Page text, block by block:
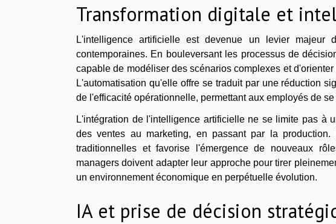
Transformation digitale et
L'intelligence artificielle est devenue un levier majeur
contemporaines. En bouleversant les processus de
capable de modéliser des scénarios complexes et
L'automatisation qu'elle offre se traduit par une réduction
de l'efficacité opérationnelle, permettant aux employés de
L'intégration de l'intelligence artificielle ne se limite pas à
des ventes au marketing, en passant par la
traditionnelles et favorise l'émergence de nouveaux
managers doivent adapter leur approche pour tirer
un environnement économique en perpétuelle évolution.
IA et prise de décision